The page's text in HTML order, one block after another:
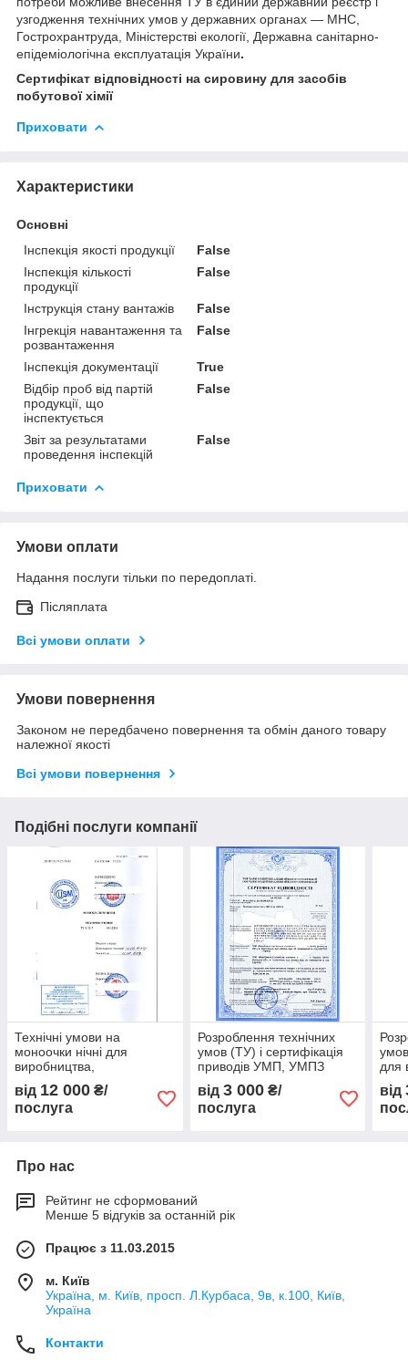
узгодження технічних умов у державних органах — МНС,
Гострохрантруда, Міністерстві екології, Державна санітарно-
епідеміологічна експлуатація України.
Сертифікат відповідності на сировину для засобів
побутової хімії
Приховати
Характеристики
Основні
Інспекція якості продукції
False
Інспекція кількості
продукції
False
Інструкція стану вантажів
False
Інгрекція навантаження та
розвантаження
False
Інспекція документації
True
Відбір проб від партій
продукції, що
інспектується
False
Звіт за результатами
проведення інспекцій
False
Приховати
Умови оплати
Надання послуги тільки по передоплаті.
Післяплата
Всі умови оплати
Умови повернення
Законом не передбачено повернення та обмін даного товару
належної якості
Всі умови повернення
Подібні послуги компанії
Технічні умови на
моноочки нічні для
виробництва,
сертифікації, участі у
тендерних торгах
від 12 000 ₴/
послуга
Розроблення технічних
умов (ТУ) і сертифікація
приводів УМП, УМПЗ
від 3 000₴/
послуга
для
від
Про нас
Рейтинг не сформований
Менше 5 відгуків за останній рік
Працює з 11.03.2015
м. Київ
Україна, м. Київ, просп. Л.Курбаса, 9в, к.100, Київ,
Україна
Контакти